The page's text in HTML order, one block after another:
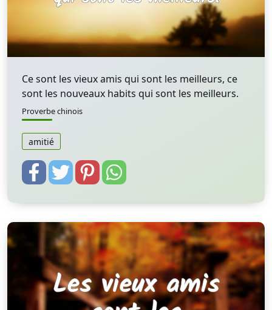
Ce sont les vieux amis qui sont les meilleurs, ce
sont les nouveaux habits qui sont les meilleurs.
Proverbe chinois
amitié